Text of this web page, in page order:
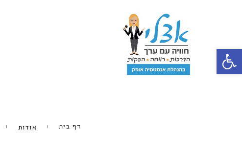
פתח סרגל נגישות
דף בית אודות